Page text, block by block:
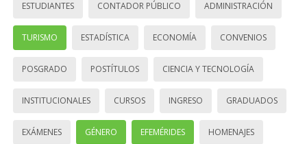
ESTUDIANTES CONTADOR PÚBLICO ADMINISTRACIÓN
TURISMO ESTADÍSTICA ECONOMÍA CONVENIOS
POSGRADO POSTÍTULOS CIENCIA Y TECNOLOGÍA
INSTITUCIONALES CURSOS INGRESO GRADUADOS
EXÁMENES GÉNERO EFEMÉRIDES HOMENAJES